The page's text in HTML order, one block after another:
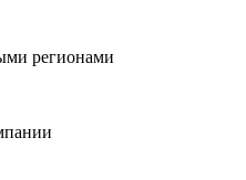
регионами